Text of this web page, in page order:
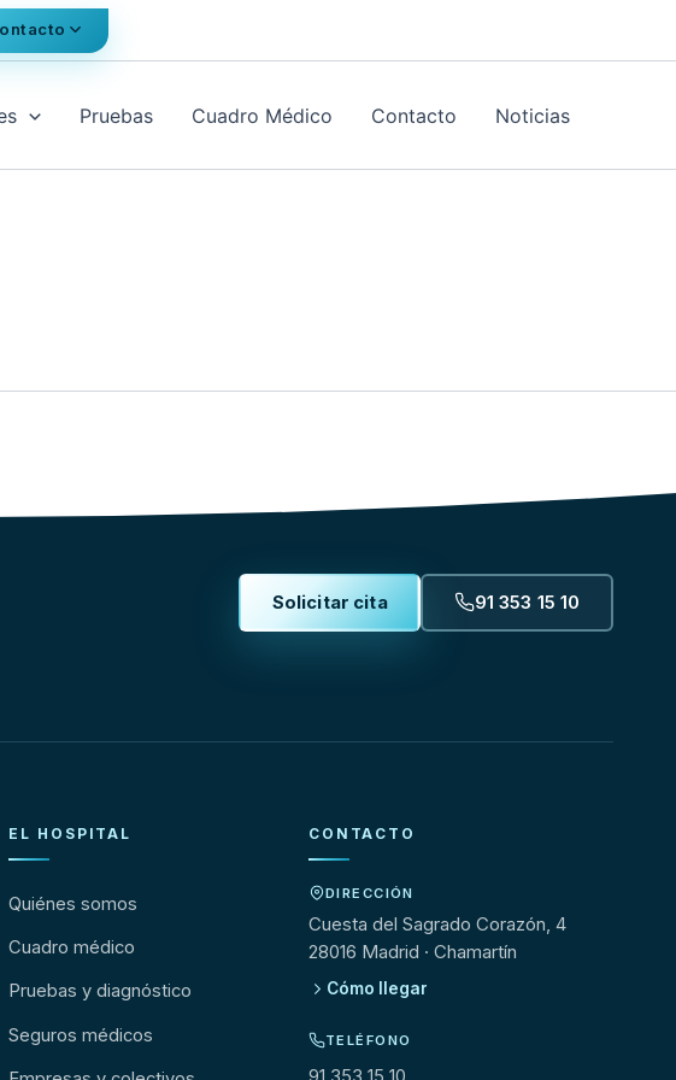
Pruebas Cuadro Médico Contacto Noticias
Solicitar cita 91 353 15 10
EL HOSPITAL
Quiénes somos
Cuadro médico
Pruebas y diagnóstico
Seguros médicos
CONTACTO
DIRECCIÓN
Cuesta del Sagrado Corazón, 4
28016 Madrid · Chamartín
Cómo llegar
TELÉFONO